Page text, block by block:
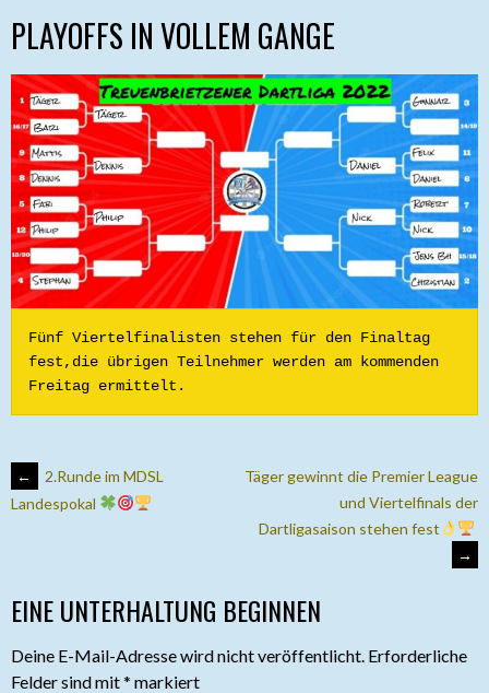
PLAYOFFS IN VOLLEM GANGE
Fünf Viertelfinalisten stehen für den Finaltag
fest,die übrigen Teilnehmer werden am kommenden
Freitag ermittelt.
ARTIKEL-
←
2.Runde im MDSL
Landespokal
Täger gewinnt die Premier League
und Viertelfinals der
Dartligasaison stehen fest
→
EINE UNTERHALTUNG BEGINNEN
Deine E-Mail-Adresse wird nicht veröffentlicht. Erforderliche
Felder sind mit* markiert